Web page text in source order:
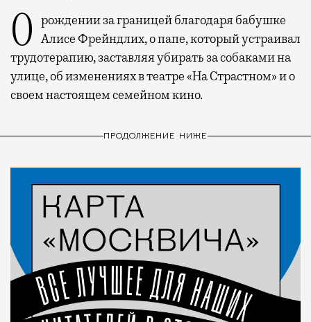
О рождении за границей благодаря бабушке Алисе Фрейндлих, о папе, который устраивал
трудотерапию, заставляя убирать за собаками на
улице, об изменениях в театре «На Страстном» и о
своем настоящем семейном кино.
ПРОДОЛЖЕНИЕ НИЖЕ